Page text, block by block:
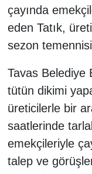
çayında
eden Tatık,
sezon
Tavas Belediye
tütün dikimi
üreticilerle bir
saatlerinde
emekçileriyle
talep ve